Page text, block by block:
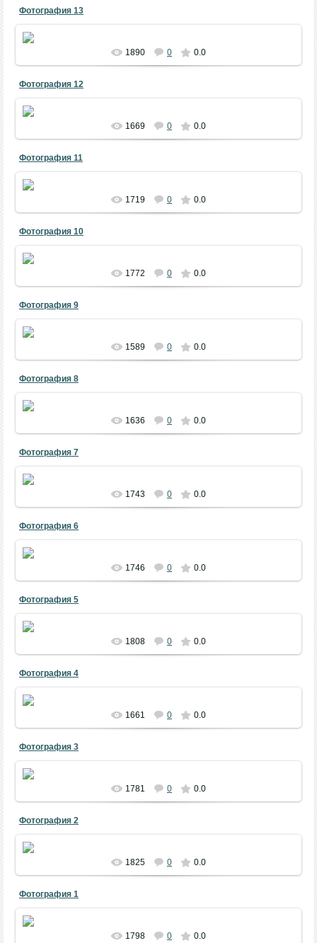
Фотография 13
1890 0 0.0
Фотография 12
1669 0 0.0
Фотография 11
1719 0 0.0
Фотография 10
1772 0 0.0
Фотография 9
1589 0 0.0
Фотография 8
1636 0 0.0
Фотография 7
1743 0 0.0
Фотография 6
1746 0 0.0
Фотография 5
1808 0 0.0
Фотография 4
1661 0 0.0
Фотография 3
1781 0 0.0
Фотография 2
1825 0 0.0
Фотография 1
1798 0 0.0